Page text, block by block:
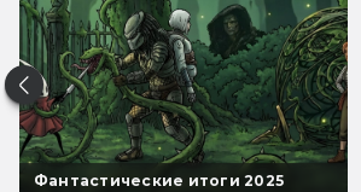
Фантастические итоги 2025